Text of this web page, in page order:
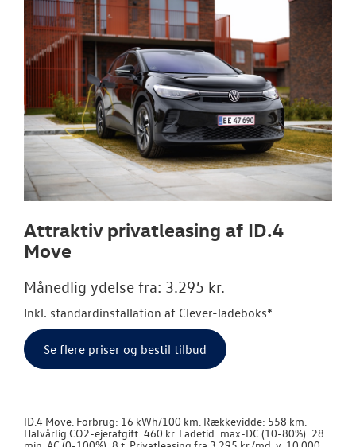
Attraktiv privatleasing af ID.4
Move
Månedlig ydelse fra: 3.295 kr.
Inkl. standardinstallation af Clever-ladeboks*
Se flere priser og bestil tilbud
ID.4 Move. Forbrug: 16 kWh/100 km. Rækkevidde: 558 km.
Halvårlig CO2-ejerafgift: 460 kr. Ladetid: max-DC (10-80%): 28